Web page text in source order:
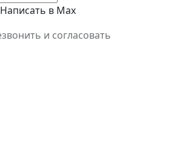
Написать в Max
Перезвонить и согласовать